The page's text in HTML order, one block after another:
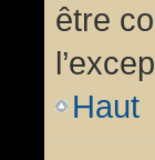
être
Haut